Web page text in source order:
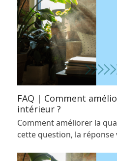
FAQ | Comment
intérieur ?
Comment améliorer la
cette question, la